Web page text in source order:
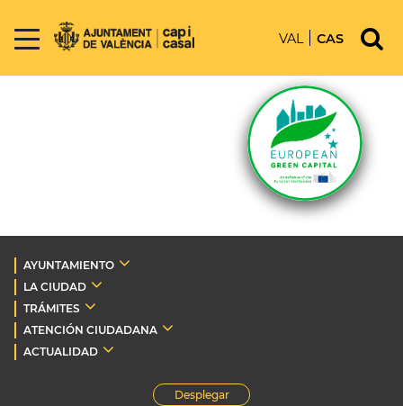
VAL CAS
AYUNTAMIENTO
LA CIUDAD
TRÁMITES
ATENCIÓN CIUDADANA
ACTUALIDAD
Desplegar